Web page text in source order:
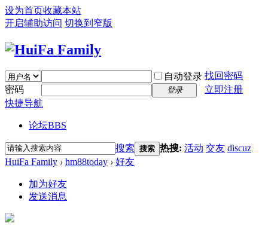
设为首页收藏本站
开启辅助访问 切换到窄版
自动登录 找回密码
密码
登录
立即注册
快捷导航
论坛BBS
搜索 搜索 热搜: 活动 交友 discuz
HuiFa Family › hm88today › 好友
加为好友
发送消息